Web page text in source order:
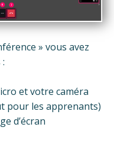
» vous avez
et votre caméra
pour les apprenants)
d’écran